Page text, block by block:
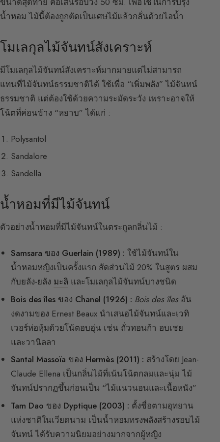
น้ำหอม ไม้นี้ต้องถูกตัดเป็นเศษไม้แล้วกลั่นด้วยไอน้ำ
โมเลกุลไม้จันทน์สังเคราะห์
มีโมเลกุลไม้จันทน์สังเคราะห์มากมายแต่ไม่สามารถ
แทนที่ไม้จันทน์ธรรมชาติได้ ใช้เพื่อ “เพิ่มพลัง” ไม้จันทน์
ธรรมชาติ แต่ต้องใช้ด้วยความระมัดระวัง เพราะอาจให้
โน้ตที่ค่อนข้าง “หยาบ” ได้แก่ :
Polysantol
Sandalore
Sandella
น้ำหอมที่มีไม้จันทน์
ตัวอย่างน้ำหอมที่มีไม้จันทน์ในตระกูลกลิ่นไม้ :
Samsara ของ Guerlain (1989) : ใช้ไม้จันทน์ใน
น้ำหอมหญิงเป็นครั้งแรก สัดส่วนไม้ 20% ในสูตร ผสม
กับยลัง-ยลัง มะลิ และโมเลกุลไม้จันทน์บางชนิด
Bois des îles ของ Chanel (1926) : Bois des îlesอัน
งดงามของ Ernest Beaux นำเสนอไม้จันทน์และเวทิ
เวอร์ห่อหุ้มด้วยโน้ตอบอุ่น เช่น ถั่วทอนก้า อบเชย
และวานิลลา
Santal Massoïa ของ Hermès (2011) : สร้างโดย Jean-
Claude Ellena เป็นกลิ่นไม้ที่เน้นโน้ตกลมและนุ่ม ไม้
จันทน์ปรากฏขึ้นก่อนเป็น “ไม้แนวนอนและเนื้อหนัง”
Tam Dao ของ Dyptique (2003) : ตั้งชื่อตามอุทยาน
แห่งชาติในเวียดนาม เป็นน้ำหอมทรงพลังสร้างรอบไม้
จันทน์ ได้รับความนิยมอย่างมากจากผู้หญิง